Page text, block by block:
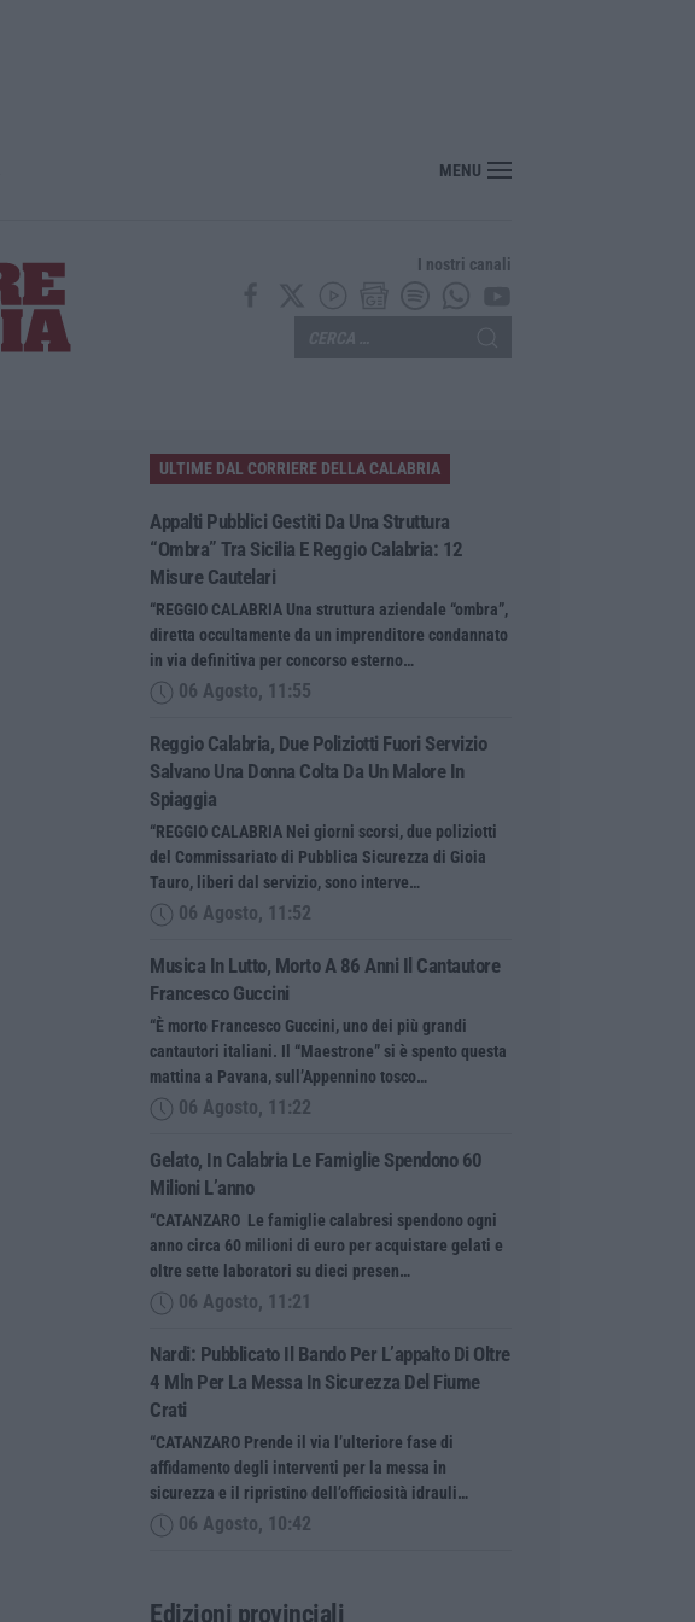
Musica in lutto, morto a 86 anni il cantautore Francesco Guccini
MENU
I nostri canali
ULTIME DAL CORRIERE DELLA CALABRIA
Appalti Pubblici Gestiti Da Una Struttura
“ombra” Tra Sicilia E Reggio Calabria: 12
Misure Cautelari
“REGGIO CALABRIA Una struttura aziendale “ombra”,
diretta occultamente da un imprenditore condannato
in via definitiva per concorso esterno…
06 Agosto, 11:55
Reggio Calabria, Due Poliziotti Fuori Servizio
Salvano Una Donna Colta Da Un Malore In
Spiaggia
“REGGIO CALABRIA Nei giorni scorsi, due poliziotti
del Commissariato di Pubblica Sicurezza di Gioia
Tauro, liberi dal servizio, sono interve…
06 Agosto, 11:52
Musica In Lutto, Morto A 86 Anni Il Cantautore
Francesco Guccini
“È morto Francesco Guccini, uno dei più grandi
cantautori italiani. Il “Maestrone” si è spento questa
mattina a Pavana, sull’Appennino tosco…
06 Agosto, 11:22
Gelato, In Calabria Le Famiglie Spendono 60
Milioni L’anno
“CATANZARO Le famiglie calabresi spendono ogni
anno circa 60 milioni di euro per acquistare gelati e
oltre sette laboratori su dieci presen…
06 Agosto, 11:21
Nardi: Pubblicato Il Bando Per L’appalto Di Oltre
4 Mln Per La Messa In Sicurezza Del Fiume
Crati
“CATANZARO Prende il via l’ulteriore fase di
affidamento degli interventi per la messa in
sicurezza e il ripristino dell’officiosità idrauli…
06 Agosto, 10:42
Edizioni provinciali